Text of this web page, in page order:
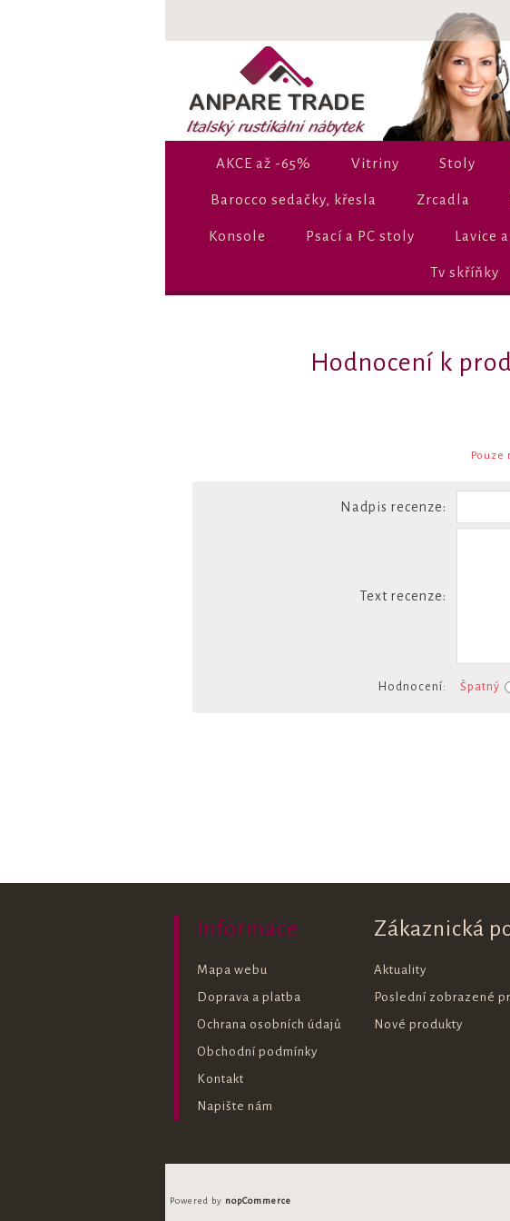
AKCE až -65% Vitriny Stoly
Barocco sedačky, křesla Zrcadla
Konsole Psací a PC stoly Lavice
Tv skříňky
Hodnocení k
Pouze
Nadpis recenze:
Text recenze:
Hodnocení: Špatný
Informace
Mapa webu
Doprava a platba
Ochrana osobních údajů
Obchodní podmínky
Kontakt
Napište nám
Zákaznická
Aktuality
Poslední zobrazené
Nové produkty
Powered by nopCommerce